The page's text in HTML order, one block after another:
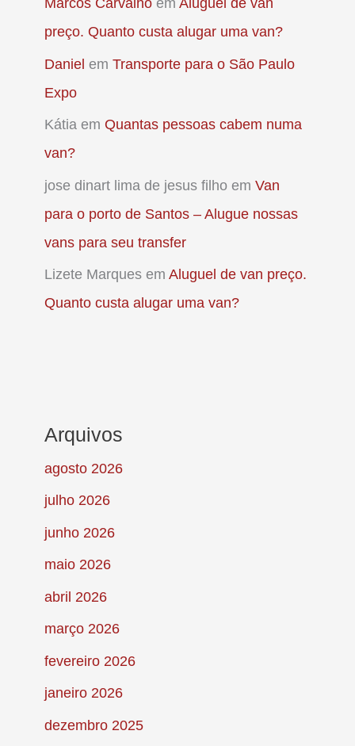
Marcos Carvalho em Aluguel de van
preço. Quanto custa alugar uma van?
Daniel em Transporte para o São Paulo
Expo
Kátia em Quantas pessoas cabem numa
van?
jose dinart lima de jesus filho em Van
para o porto de Santos – Alugue nossas
vans para seu transfer
Lizete Marques em Aluguel de van preço.
Quanto custa alugar uma van?
Arquivos
agosto 2026
julho 2026
junho 2026
maio 2026
abril 2026
março 2026
fevereiro 2026
janeiro 2026
dezembro 2025